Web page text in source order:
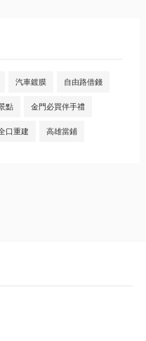
汽車鍍膜 自由路借錢
點 金門必買伴手禮
口重建 高雄當鋪